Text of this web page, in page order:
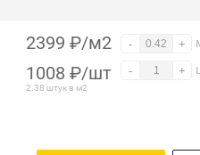
2399 ₽/м2 - +
1008 ₽/шт
2.38 штук в м2
- +